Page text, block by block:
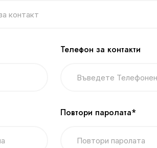
Телефон за контакти
Повтори паролата*